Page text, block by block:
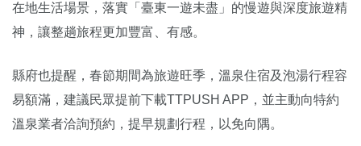
在地生活場景，落實「臺東一遊未盡」的慢遊與深度旅遊精
神，讓整趟旅程更加豐富、有感。
縣府也提醒，春節期間為旅遊旺季，溫泉住宿及泡湯行程容
易額滿，建議民眾提前下載TTPUSH APP，並主動向特約
溫泉業者洽詢預約，提早規劃行程，以免向隅。